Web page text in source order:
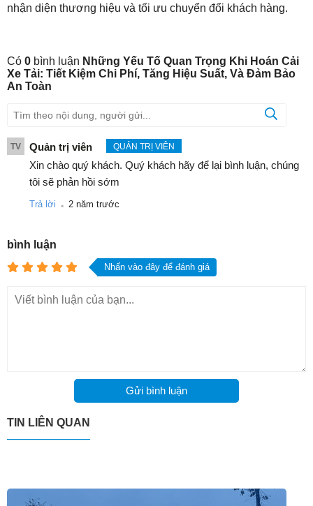
nhận diện thương hiệu và tối ưu chuyển đổi khách hàng.
Có 0 bình luận Những Yếu Tố Quan Trọng Khi Hoán Cải
Xe Tải: Tiết Kiệm Chi Phí, Tăng Hiệu Suất, Và Đảm Bảo
An Toàn
TV Quản trị viên QUẢN TRỊ VIÊN
Xin chào quý khách. Quý khách hãy để lại bình luận, chúng
tôi sẽ phản hồi sớm
Trả lời . 2 năm trước
bình luận
Nhấn vào đây để đánh giá
Gửi bình luận
TIN LIÊN QUAN